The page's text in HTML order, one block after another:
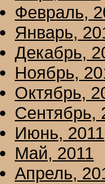
Февраль,
Январь,
Декабрь,
Ноябрь,
Октябрь,
Сентябрь,
Июнь, 2011
Май, 2011
Апрель,